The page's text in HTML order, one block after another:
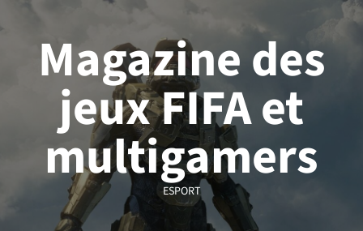
Magazine des
jeux FIFA et
multigamers
ESPORT